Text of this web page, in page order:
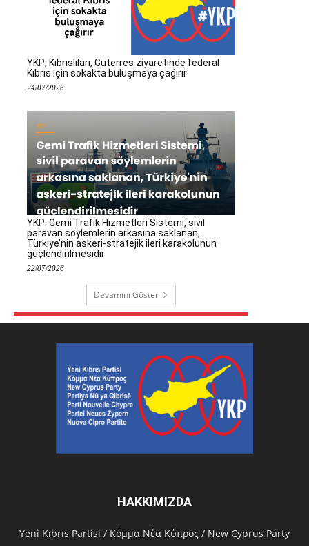
YKP; Kıbrıslıları, Guterres ziyaretinde federal
Kıbrıs için sokakta buluşmaya çağırır
24/07/2026
YKP: Gemi Trafik Hizmetleri Sistemi, sivil
paravan söylemlerin arkasına saklanan,
Türkiye’nin askeri-stratejik ileri karakolunun
güçlendirilmesidir
22/07/2026
Devamını Göster
HAKKIMIZDA
Υeni Kıbrıs Partisi / Κόμμα Νέα Κύπρος / New Cyprus Party